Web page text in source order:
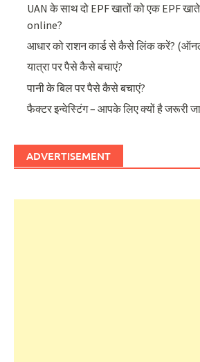
UAN के साथ दो EPF खातों को एक EPF
online?
आधार को राशन कार्ड से कैसे लिंक करें?
यात्रा पर पैसे कैसे बचाएं?
पानी के बिल पर पैसे कैसे बचाएं?
फैक्टर इन्वेस्टिंग – आपके लिए क्यों है जरूरी
ADVERTISEMENT